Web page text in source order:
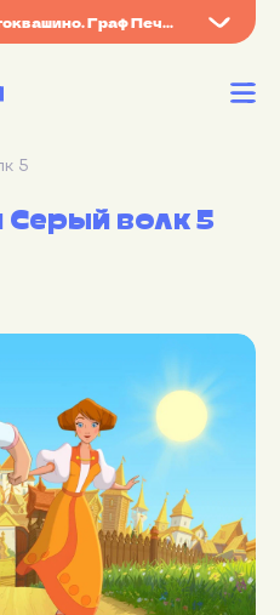
Сейчас в эфире: Простоквашино. Граф Печкин
5
Серый волк 5